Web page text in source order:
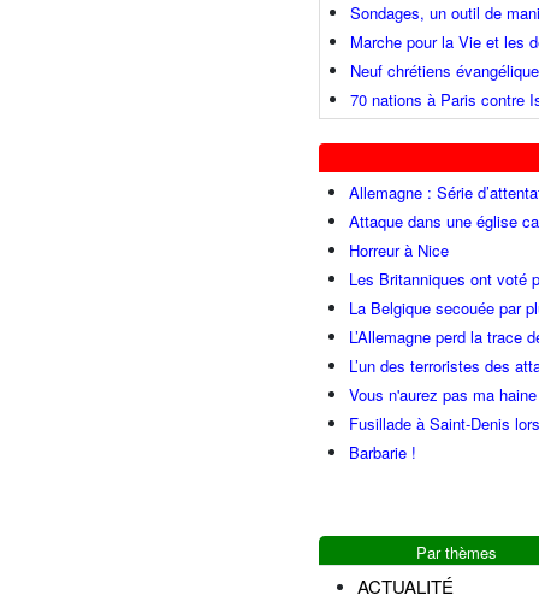
Sondages, un outil de
Marche pour la Vie et les
Neuf chrétiens
70 nations à Paris contre
Allemagne : Série
Attaque dans une église
Horreur à Nice
Les Britanniques ont voté
La Belgique secouée par
L’Allemagne perd la trace
L’un des terroristes des
Vous n'aurez pas ma haine
Fusillade à Saint-Denis
Barbarie !
Par thèmes
ACTUALITÉ